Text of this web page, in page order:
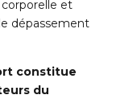
corporelle et
dépassement
constitue
du